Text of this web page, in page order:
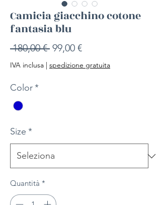
Camicia giacchino cotone
fantasia blu
180,00 € Prezzo
regolare
99,00 €Prezzo
scontato
IVA inclusa | spedizione gratuita
Color*
Size *
Quantità *